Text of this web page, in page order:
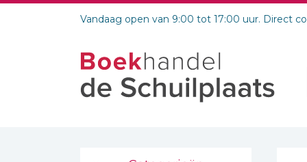
Vandaag open van 9:00 tot 17:00 uur. Direct